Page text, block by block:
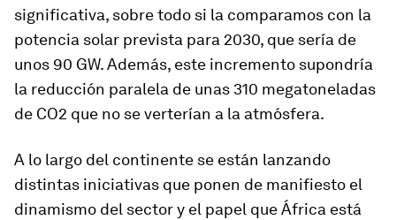
significativa, sobre todo si la comparamos con la
potencia solar prevista para 2030, que sería de
unos 90 GW. Además, este incremento supondría
la reducción paralela de unas 310 megatoneladas
de CO2 que no se verterían a la atmósfera.
A lo largo del continente se están lanzando
distintas iniciativas que ponen de manifiesto el
dinamismo del sector y el papel que África está